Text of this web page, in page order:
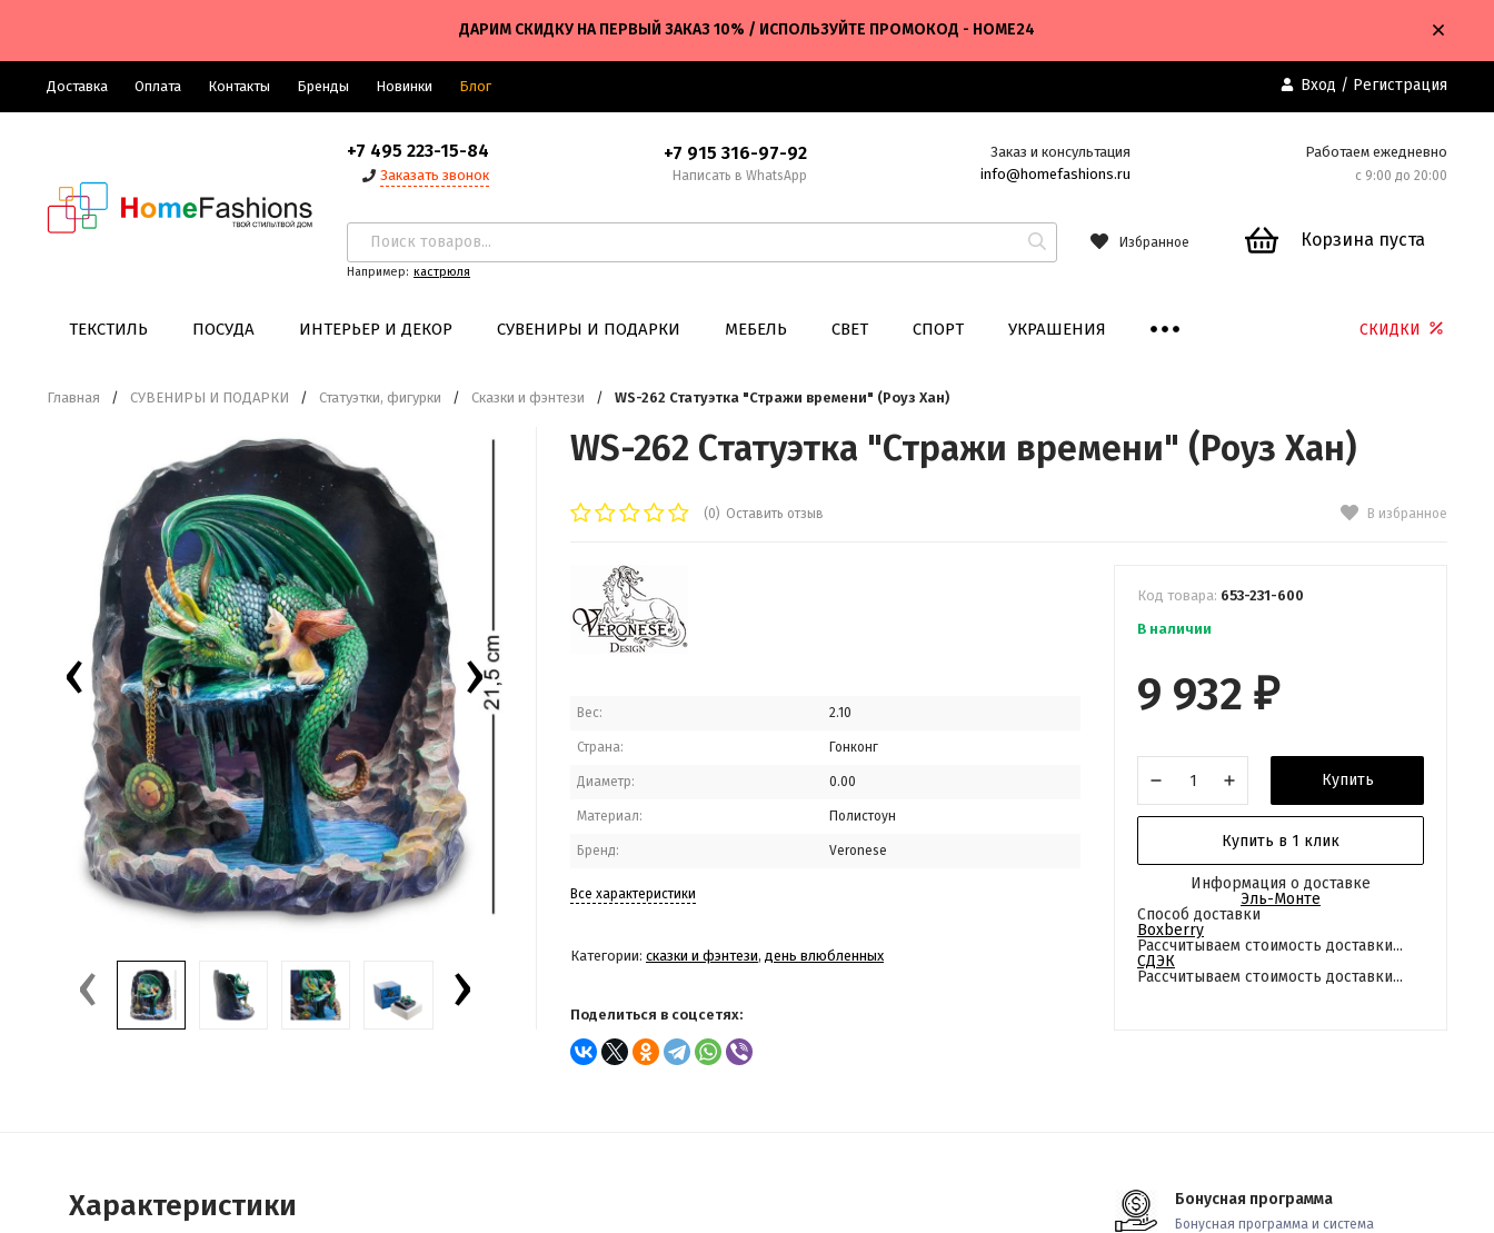
ДАРИМ СКИДКУ НА ПЕРВЫЙ ЗАКАЗ 10% / ИСПОЛЬЗУЙТЕ ПРОМОКОД - HOME24
Доставка Оплата Контакты Бренды Новинки Блог Вход / Регистрация
+7 495 223-15-84
Заказать звонок
+7 915 316-97-92
Написать в WhatsApp
Заказ и консультация
info@homefashions.ru
Работаем ежедневно
с 9:00 до 20:00
Например: кастрюля
Избранное Корзина пуста
ТЕКСТИЛЬ ПОСУДА ИНТЕРЬЕР И ДЕКОР СУВЕНИРЫ И ПОДАРКИ МЕБЕЛЬ СВЕТ СПОРТ УКРАШЕНИЯ СКИДКИ
Главная / СУВЕНИРЫ И ПОДАРКИ / Статуэтки, фигурки / Сказки и фэнтези / WS-262 Статуэтка "Стражи времени" (Роуз Хан)
‹ ›
‹ ›
WS-262 Статуэтка "Стражи времени" (Роуз Хан)
(0) Оставить отзыв В избранное
Вес: 2.10
Страна: Гонконг
Диаметр: 0.00
Материал: Полистоун
Бренд: Veronese
Все характеристики
Категории: сказки и фэнтези, день влюбленных
Поделиться в соцсетях:
Код товара: 653-231-600
В наличии
9 932 ₽
Купить
Купить в 1 клик
Информация о доставке
Эль-Монте
Способ доставки
Boxberry
Рассчитываем стоимость доставки...
СДЭК
Рассчитываем стоимость доставки...
Бонусная программа
Бонусная программа и система
Характеристики